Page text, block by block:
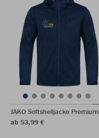
JAKO Softshelljacke Premium
ab 53,99 €